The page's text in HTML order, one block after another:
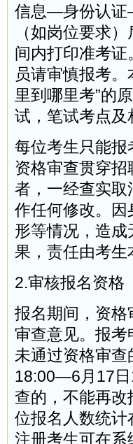
信息—身份认证
（如岗位要求
间内打印准考
员请审慎报考
里到哪里考”的
试，笔试考点及
每位考生只能
资格审查贯穿
者，一经查实
作任何修改。
形等情况，造
果，责任由考生
2.审核报名资
报名期间，资
审查意见。报
未通过资格审
18:00—6月17日
查的，不能再
位报名人数统
注册考生可在